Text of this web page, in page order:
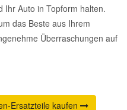
Ihr Auto in Topform halten.
das Beste aus Ihrem
Überraschungen auf
Ersatzteile kaufen